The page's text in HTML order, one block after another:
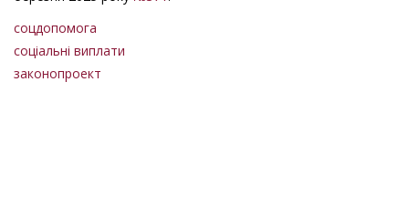
соцдопомога
соціальні виплати
законопроект